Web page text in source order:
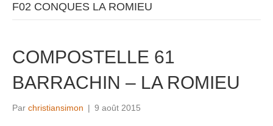
F02 CONQUES LA ROMIEU
COMPOSTELLE 61
BARRACHIN – LA ROMIEU
Par christiansimon | 9 août 2015